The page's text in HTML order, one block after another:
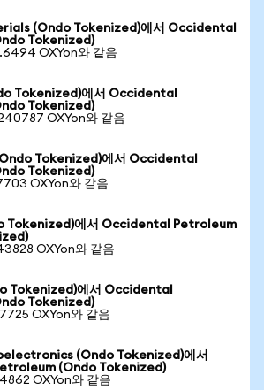
(Ondo Tokenized)에서 Occidental
Tokenized)
OXYon와 같음
Tokenized)에서 Occidental
Tokenized)
OXYon와 같음
Tokenized)에서 Occidental
Tokenized)
OXYon와 같음
Tokenized)에서 Occidental Petroleum
OXYon와 같음
Tokenized)에서 Occidental
Tokenized)
OXYon와 같음
(Ondo Tokenized)에서
(Ondo Tokenized)
OXYon와 같음